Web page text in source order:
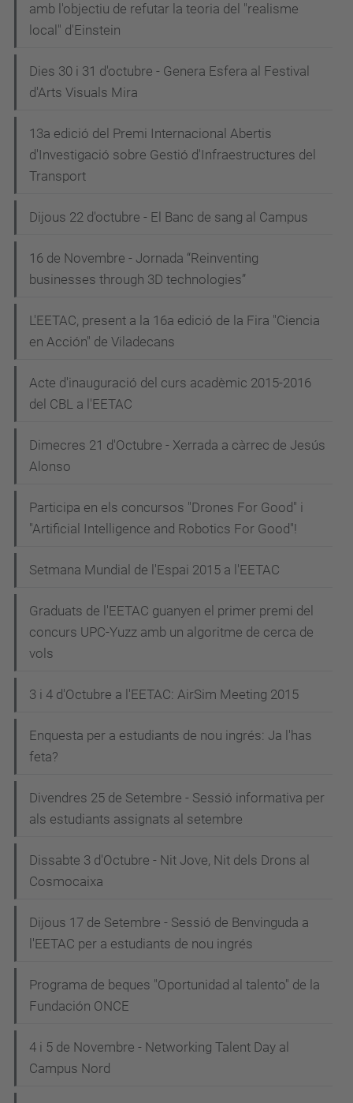
amb l'objectiu de refutar la teoria del "realisme
local" d'Einstein
Dies 30 i 31 d'octubre - Genera Esfera al Festival
d'Arts Visuals Mira
13a edició del Premi Internacional Abertis
d'Investigació sobre Gestió d'Infraestructures del
Transport
Dijous 22 d'octubre - El Banc de sang al Campus
16 de Novembre - Jornada “Reinventing
businesses through 3D technologies”
L'EETAC, present a la 16a edició de la Fira "Ciencia
en Acción" de Viladecans
Acte d'inauguració del curs acadèmic 2015-2016
del CBL a l'EETAC
Dimecres 21 d'Octubre - Xerrada a càrrec de Jesús
Alonso
Participa en els concursos "Drones For Good" i
"Artificial Intelligence and Robotics For Good"!
Setmana Mundial de l'Espai 2015 a l'EETAC
Graduats de l'EETAC guanyen el primer premi del
concurs UPC-Yuzz amb un algoritme de cerca de
vols
3 i 4 d'Octubre a l'EETAC: AirSim Meeting 2015
Enquesta per a estudiants de nou ingrés: Ja l'has
feta?
Divendres 25 de Setembre - Sessió informativa per
als estudiants assignats al setembre
Dissabte 3 d'Octubre - Nit Jove, Nit dels Drons al
Cosmocaixa
Dijous 17 de Setembre - Sessió de Benvinguda a
l'EETAC per a estudiants de nou ingrés
Programa de beques "Oportunidad al talento" de la
Fundación ONCE
4 i 5 de Novembre - Networking Talent Day al
Campus Nord